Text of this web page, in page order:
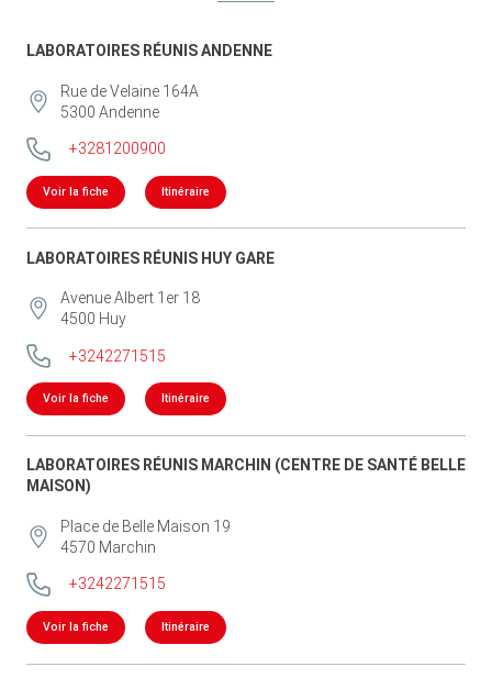
LABORATOIRES RÉUNIS ANDENNE
Rue de Velaine 164A
5300 Andenne
+3281200900
Voir la fiche Itinéraire
LABORATOIRES RÉUNIS HUY GARE
Avenue Albert 1er 18
4500 Huy
+3242271515
Voir la fiche Itinéraire
LABORATOIRES RÉUNIS MARCHIN (CENTRE DE SANTÉ BELLE
MAISON)
Place de Belle Maison 19
4570 Marchin
+3242271515
Voir la fiche Itinéraire